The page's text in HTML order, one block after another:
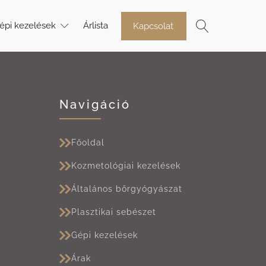
kezelések Árlista Kapcsolat
Navigáció
Főoldal
Kozmetológiai kezelések
Általános bőrgyógyászat
Plasztikai sebészet
Gépi kezelések
Árak